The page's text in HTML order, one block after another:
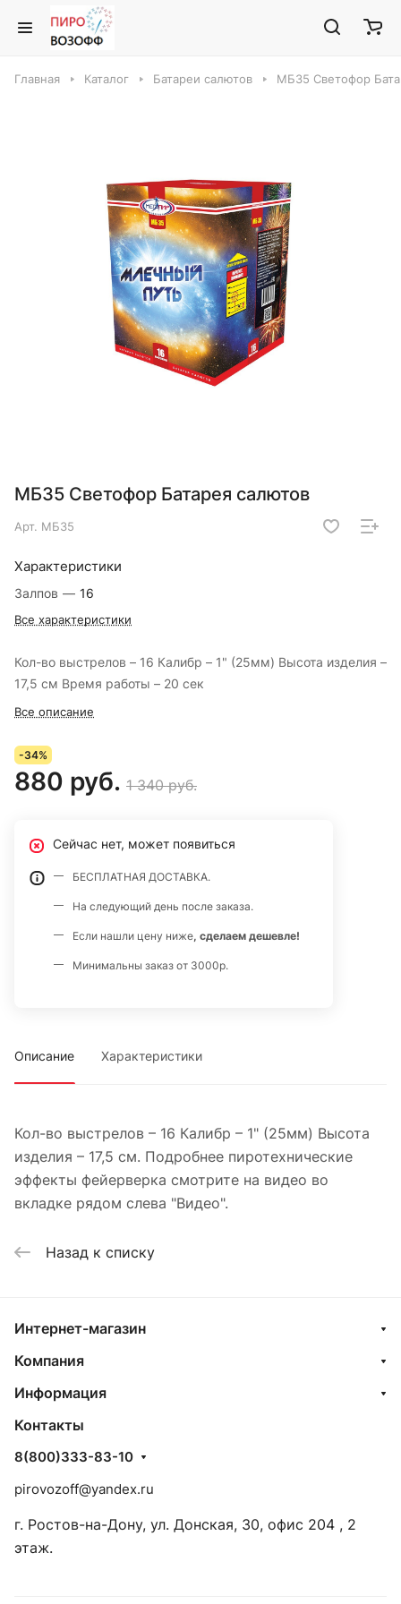
Главная Каталог Батареи салютов МБ35 Светофор
МБ35 Светофор Батарея салютов
Арт. МБ35
Характеристики
Залпов — 16
Все характеристики
Кол-во выстрелов – 16 Калибр – 1" (25мм) Высота изделия –
17,5 см Время работы – 20 сек
Все описание
-34%
880 руб. 1 340 руб.
Сейчас нет, может появиться
БЕСПЛАТНАЯ ДОСТАВКА.
На следующий день после заказа.
Если нашли цену ниже, сделаем дешевле!
Минимальны заказ от 3000р.
Описание Характеристики
Кол-во выстрелов – 16 Калибр – 1" (25мм) Высота
изделия – 17,5 см. Подробнее пиротехнические
эффекты фейерверка смотрите на видео во
вкладке рядом слева "Видео".
Назад к списку
Интернет-магазин
Компания
Информация
Контакты
8(800)333-83-10
pirovozoff@yandex.ru
г. Ростов-на-Дону, ул. Донская, 30, офис 204 , 2
этаж.